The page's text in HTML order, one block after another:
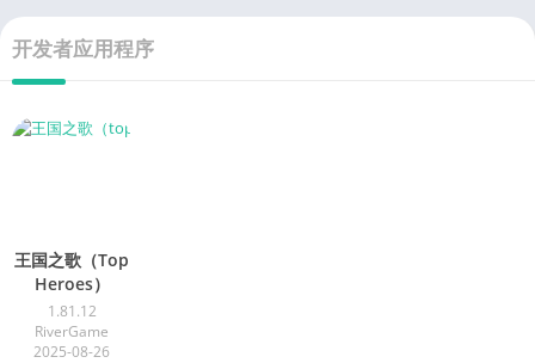
开发者应用程序
王国之歌（Top
Heroes）
1.81.12
RiverGame
2025-08-26